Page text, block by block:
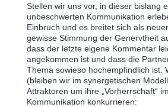
Stellen wir uns vor, in dieser bislang
unbeschwerten Kommunikation
Einbruch und es breitet sich als
gewisse Stimmung der Genervtheit
dass der letzte eigene Kommentar
angekommen ist und dass die
Thema sowieso hochempfindlich ist.
(bleiben wir im synergetischen
Attraktoren um ihre „Vorherrschaft“
Kommunikation konkurrieren: